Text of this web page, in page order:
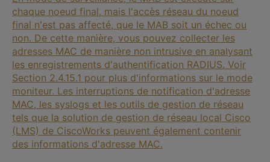
chaque noeud final, mais l'accès réseau du noeud
final n'est pas affecté, que le MAB soit un échec ou
non. De cette manière, vous pouvez collecter les
adresses MAC de manière non intrusive en analysant
les enregistrements d'authentification RADIUS. Voir
Section 2.4.15.1 pour plus d'informations sur le mode
moniteur. Les interruptions de notification d'adresse
MAC, les syslogs et les outils de gestion de réseau
tels que la solution de gestion de réseau local Cisco
(LMS) de CiscoWorks peuvent également contenir
des informations d'adresse MAC.